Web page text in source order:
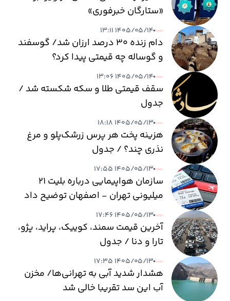
«ستارگان خبرفوری»
۱۴۰۵/۰۵/۱۴ ۱۳:۱۱
دام زنده ۳۰ درصد ارزان شد/ گوسفند
و گوساله چه قیمتی پیدا کرد؟
۱۴۰۵/۰۵/۱۴ ۱۳:۰۶
سقف قیمتی طلا و سکه شکسته شد /
جدول
۱۴۰۵/۰۵/۱۳ ۱۸:۱۸
هزینه پخت هر پرس زرشک‌پلو و مرغ
نذری چند؟ / جدول
۱۴۰۵/۰۵/۱۳ ۱۷:۵۵
سازمان هواپیمایی درباره بلیت ۲۱
میلیونی تهران - اصفهان توضیح داد
۱۴۰۵/۰۵/۱۳ ۱۷:۴۶
آخرین قیمت سمند، کوییک، پراید، پژو،
تارا و دنا / جدول
۱۴۰۵/۰۵/۱۳ ۱۷:۳۵
هشدار شدید آبی به تهرانی‌ها/ مخزن
آب این سد تقریبا خالی شد